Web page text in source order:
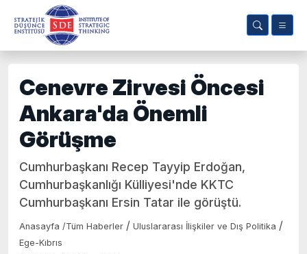
Cenevre Zirvesi Öncesi
Ankara'da Önemli
Görüşme
Cumhurbaşkanı Recep Tayyip Erdoğan,
Cumhurbaşkanlığı Külliyesi'nde KKTC
Cumhurbaşkanı Ersin Tatar ile görüştü.
Anasayfa /Tüm Haberler / Uluslararası İlişkiler ve Dış Politika /
Ege-Kıbrıs